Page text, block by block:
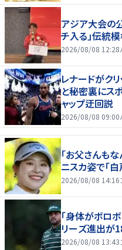
アジア大会の
チ入る」伝統
2026/08/08 12:28
レナードがク
と秘密裏にス
ャップ迂回説
2026/08/08 09:00
「お父さんも
ニスカ姿で「
2026/08/08 14:16
「身体がボロ
リーズ進出が
2026/08/08 13:43